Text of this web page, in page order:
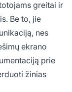
greitai ir
Be to, jie
nes
ekrano
prie
žinias